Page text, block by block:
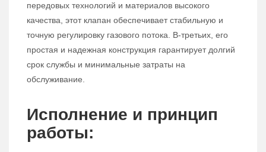
передовых технологий и материалов высокого
качества, этот клапан обеспечивает стабильную и
точную регулировку газового потока. В-третьих, его
простая и надежная конструкция гарантирует долгий
срок службы и минимальные затраты на
обслуживание.
Исполнение и принцип
работы: